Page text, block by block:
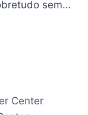
sem…
Center